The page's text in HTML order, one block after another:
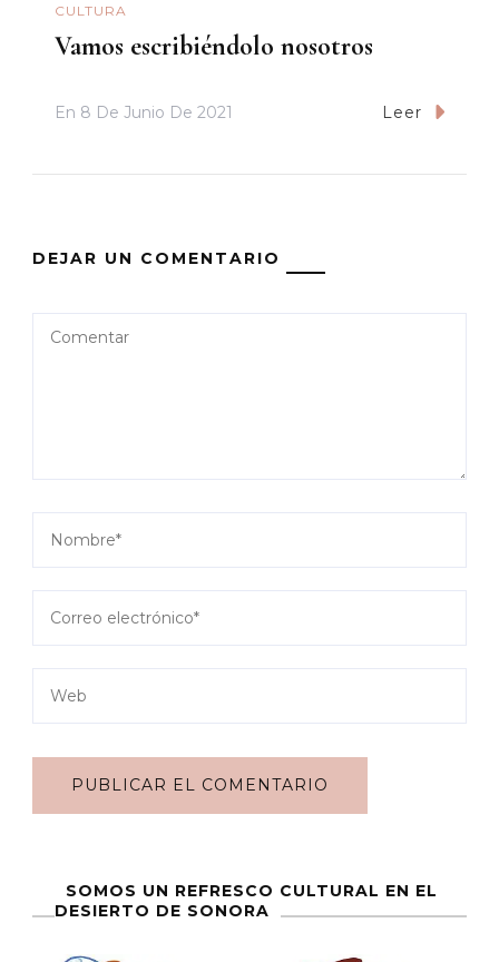
CULTURA
Vamos escribiéndolo nosotros
En 8 De Junio De 2021 Leer
DEJAR UN COMENTARIO
SOMOS UN REFRESCO CULTURAL EN EL
DESIERTO DE SONORA